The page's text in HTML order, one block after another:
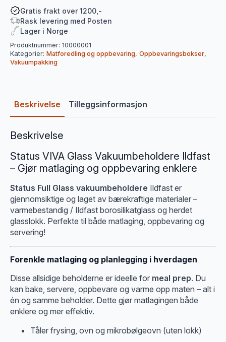
Ildfast
antall
Gratis frakt over 1200,-
Rask levering med Posten
Lager i Norge
Produktnummer: 10000001
Kategorier: Matforedling og oppbevaring, Oppbevaringsbokser,
Vakuumpakking
Beskrivelse Tilleggsinformasjon
Beskrivelse
Status VIVA Glass Vakuumbeholdere Ildfast
– Gjør matlaging og oppbevaring enklere
Status Full Glass vakuumbeholdere Ildfast er
gjennomsiktige og laget av bærekraftige materialer –
varmebestandig / Ildfast borosilikatglass og herdet
glasslokk. Perfekte til både matlaging, oppbevaring og
servering!
Forenkle matlaging og planlegging i hverdagen
Disse allsidige beholderne er ideelle for meal prep. Du
kan bake, servere, oppbevare og varme opp maten – alt i
én og samme beholder. Dette gjør matlagingen både
enklere og mer effektiv.
Tåler frysing, ovn og mikrobølgeovn (uten lokk)